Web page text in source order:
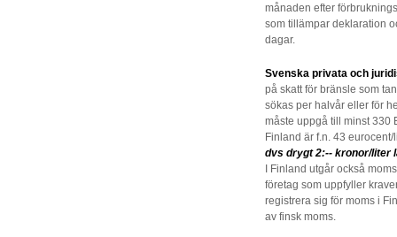
månaden efter
som tillämpar deklaration
dagar.
Svenska privata och
på skatt för bränsle som
sökas per halvår eller för
måste uppgå till minst 330
Finland är f.n. 43
dvs drygt 2:-- kronor/liter
I Finland utgår också
företag som uppfyller
registrera sig för moms i
av finsk moms.